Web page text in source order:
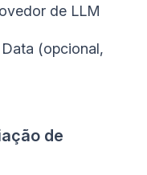
de LLM
(opcional,
de